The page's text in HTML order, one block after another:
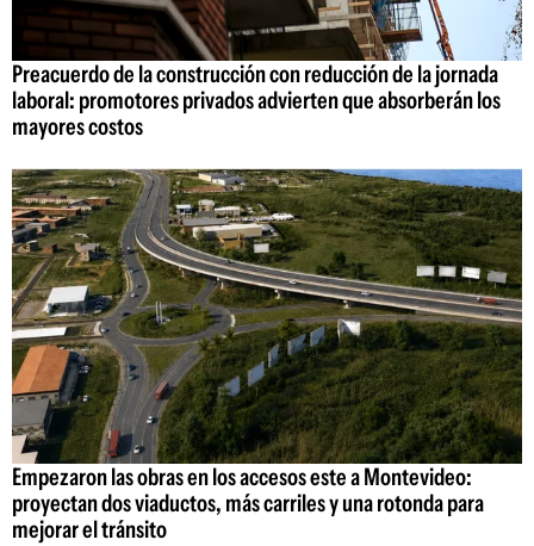
Preacuerdo de la construcción con reducción de la jornada
laboral: promotores privados advierten que absorberán los
mayores costos
Empezaron las obras en los accesos este a Montevideo:
proyectan dos viaductos, más carriles y una rotonda para
mejorar el tránsito